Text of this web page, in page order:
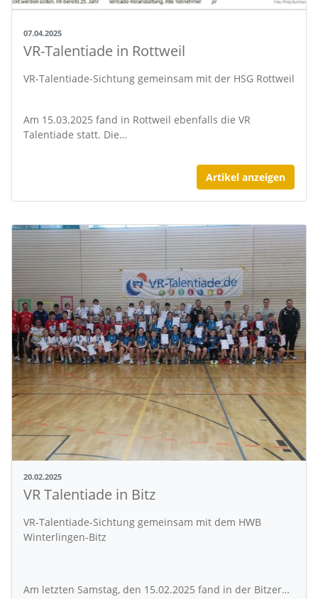
07.04.2025
VR-Talentiade in Rottweil
VR-Talentiade-Sichtung gemeinsam mit der HSG Rottweil
Am 15.03.2025 fand in Rottweil ebenfalls die VR
Talentiade statt. Die…
Artikel anzeigen
20.02.2025
VR Talentiade in Bitz
VR-Talentiade-Sichtung gemeinsam mit dem HWB
Winterlingen-Bitz
Am letzten Samstag, den 15.02.2025 fand in der Bitzer…